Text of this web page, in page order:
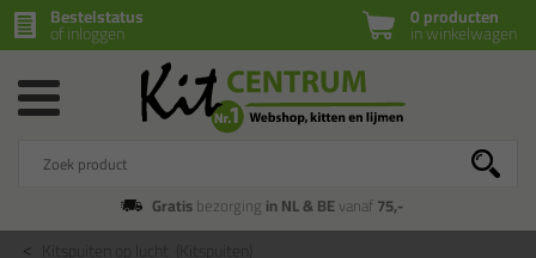
0 producten
in winkelwagen
Bestelstatus
of inloggen
Gratisbezorging in NL & BEvanaf75,-